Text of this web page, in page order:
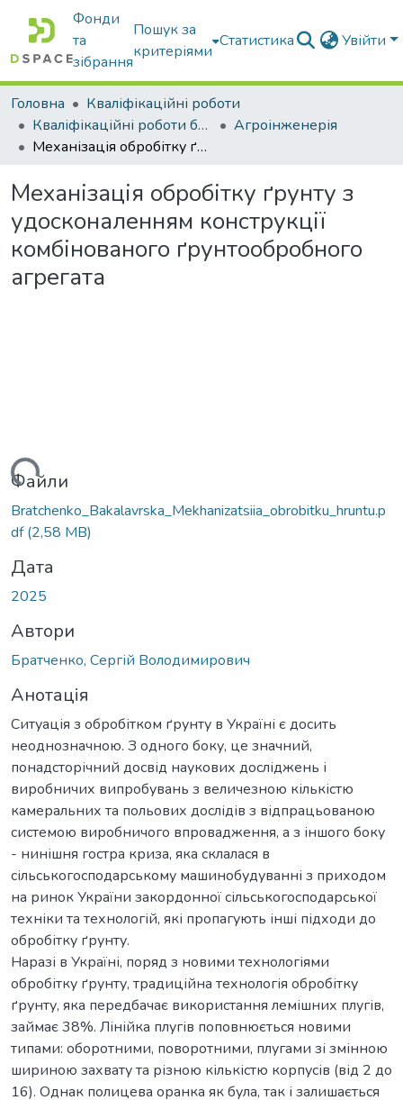
Фонди
та
зібрання
Пошук за
критеріями
Статистика Увійти
Головна
Кваліфікаційні роботи
Кваліфікаційні роботи бакалаврів
Агроінженерія
Механізація обробітку ґрунту з удосконаленням конструкції комбінованого ґрунтообробного агрегата
Механізація обробітку ґрунту з
удосконаленням конструкції
комбінованого ґрунтообробного
агрегата
Файли
Bratchenko_Bakalavrska_Mekhanizatsiia_obrobitku_hruntu.p
df(2,58 MB)
Дата
2025
Автори
Братченко, Сергій Володимирович
Анотація
Ситуація з обробітком ґрунту в Україні є досить
неоднозначною. З одного боку, це значний,
понадсторічний досвід наукових досліджень і
виробничих випробувань з величезною кількістю
камеральних та польових дослідів з відпрацьованою
системою виробничого впровадження, а з іншого боку
- нинішня гостра криза, яка склалася в
сільськогосподарському машинобудуванні з приходом
на ринок України закордонної сільськогосподарської
техніки та технологій, які пропагують інші підходи до
обробітку ґрунту.
Наразі в Україні, поряд з новими технологіями
обробітку ґрунту, традиційна технологія обробітку
ґрунту, яка передбачає використання лемішних плугів,
займає 38%. Лінійка плугів поповнюється новими
типами: оборотними, поворотними, плугами зі змінною
шириною захвату та різною кількістю корпусів (від 2 до
16). Однак полицева оранка як була, так і залишається